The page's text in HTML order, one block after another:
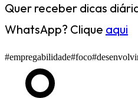
Quer receber dicas
WhatsApp? Clique aqui
#empregabilidade#foco